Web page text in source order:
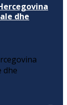
dhe
dhe